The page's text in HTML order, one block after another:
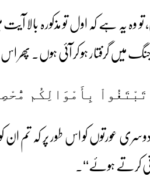
یہ ہے کہ اول تو مذکورہ بالا
گرفتار ہو کر آئی ہوں۔ پھر
بِأَمْوَالِكُم
عورتوں کو اس طور پر کہ تم
کرتے ہوئے‘‘۔